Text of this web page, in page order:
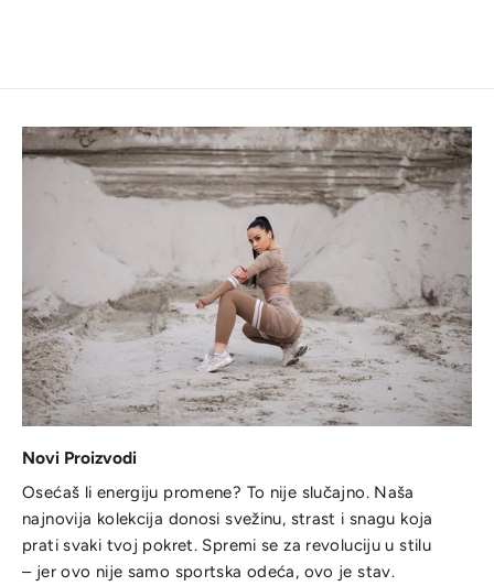
Novi Proizvodi
Osećaš li energiju promene? To nije slučajno. Naša
najnovija kolekcija donosi svežinu, strast i snagu koja
prati svaki tvoj pokret. Spremi se za revoluciju u stilu
– jer ovo nije samo sportska odeća, ovo je stav.